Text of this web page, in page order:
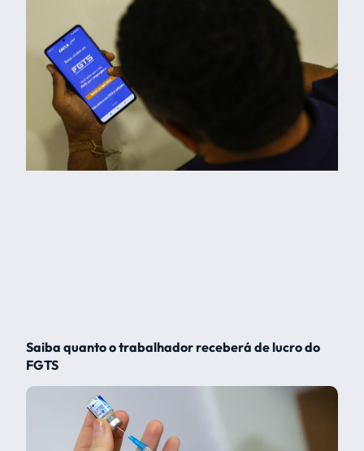
Saiba quanto o trabalhador receberá de lucro do
FGTS